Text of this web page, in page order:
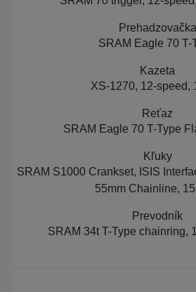
Prehadzovačka
SRAM Eagle 70 T-
Kazeta
XS-1270, 12-speed,
Reťaz
SRAM Eagle 70 T-Type
Kľuky
SRAM S1000 Crankset, ISIS
55mm Chainline,
Prevodník
SRAM 34t T-Type chainring,